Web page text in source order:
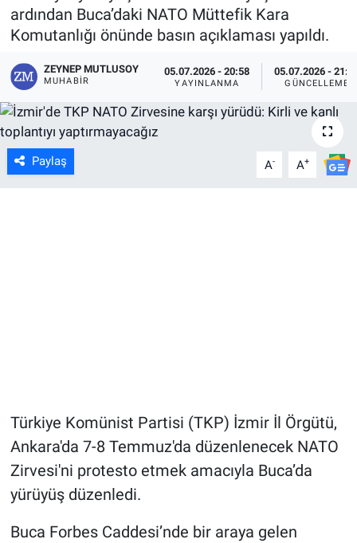
ardından Buca’daki NATO Müttefik Kara
Komutanlığı önünde basın açıklaması yapıldı.
ZEYNEP MUTLUSOY
MUHABIR
05.07.2026 - 20:58
YAYINLANMA
05.07.2026 -
GÜNCELLEME
Paylaş A- A+
Türkiye Komünist Partisi (TKP) İzmir İl Örgütü,
Ankara'da 7-8 Temmuz'da düzenlenecek NATO
Zirvesi'ni protesto etmek amacıyla Buca’da
yürüyüş düzenledi.
Buca Forbes Caddesi’nde bir araya gelen